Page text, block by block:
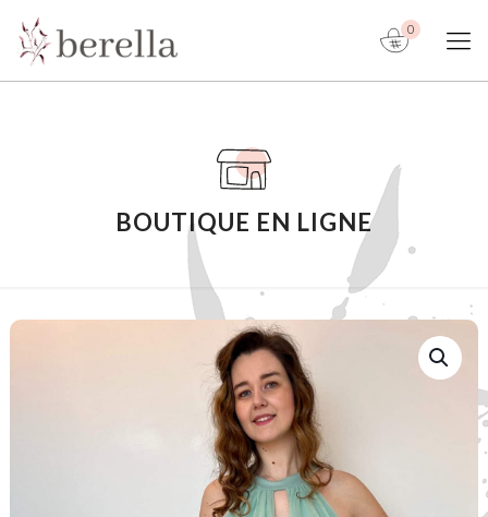
0
BOUTIQUE EN LIGNE